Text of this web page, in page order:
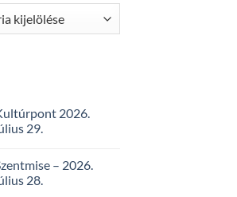
2026.
29.
– 2026.
28.